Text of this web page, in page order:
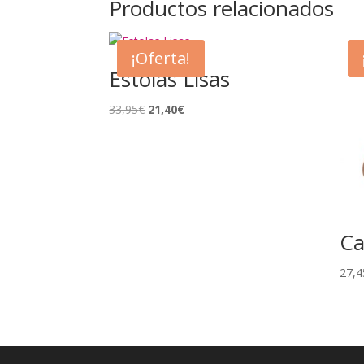
Productos relacionados
¡Oferta!
Estolas Lisas
33,95€ El
21,40€El